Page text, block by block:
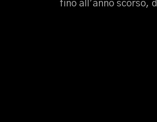
fino all’anno scorso,